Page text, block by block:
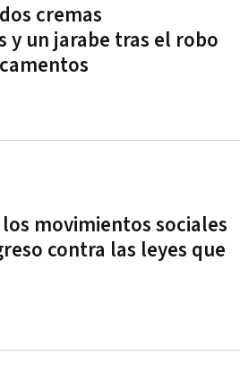
cremas
un jarabe tras el robo
los movimientos sociales
contra las leyes que